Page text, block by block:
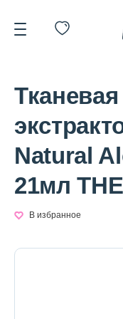
*OVERSTOCK -
Уход за лицом
Natural
21мл
В избранное